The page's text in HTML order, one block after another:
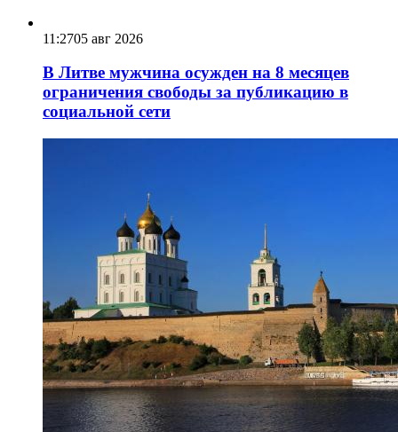
11:2705 авг 2026
В Литве мужчина осужден на 8 месяцев
ограничения свободы за публикацию в
социальной сети